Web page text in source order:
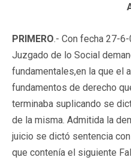
PRIMERO.- Con fecha 27-
Juzgado de lo Social
fundamentales,en la que el
fundamentos de derecho
terminaba suplicando se
de la misma. Admitida la
juicio se dictó sentencia
que contenía el siguiente